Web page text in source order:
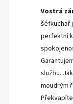
Vostrá
šéfkuchař
perfektní
službu.
moudrým